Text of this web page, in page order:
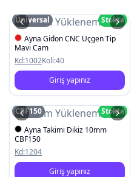
Resim Yüklenemedi
Üniversal
Stokta
Ayna Gidon CNC Üçgen Tip
Mavi Cam
Kd:1002Koli:40
Giriş yapınız
Resim Yüklenemedi
CBF150
Stokta
Ayna Takimi Dikiz 10mm
CBF150
Kd:1204
Giriş yapınız